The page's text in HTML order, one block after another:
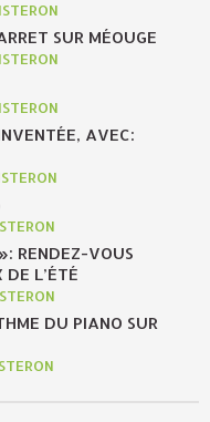
SUR MÉOUGE
AVEC:
RENDEZ-VOUS
L’ÉTÉ
DU PIANO SUR